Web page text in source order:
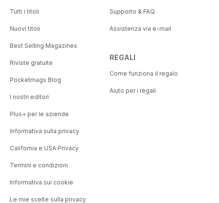
Tutti i titoli
Nuovi titoli
Best Selling Magazines
Riviste gratuite
Pocketmags Blog
I nostri editori
Plus+ per le aziende
Informativa sulla privacy
California e USA Privacy
Termini e condizioni
Informativa sui cookie
Le mie scelte sulla privacy
Supporto & FAQ
Assistenza via e-mail
REGALI
Come funziona il regalo
Aiuto per i regali